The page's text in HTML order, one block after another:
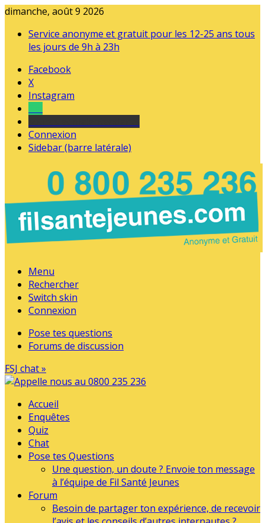
dimanche, août 9 2026
Service anonyme et gratuit pour les 12-25 ans tous
les jours de 9h à 23h
Facebook
X
Instagram
Connexion
Sidebar (barre latérale)
Menu
Rechercher
Switch skin
Connexion
Pose tes questions
Forums de discussion
FSJ chat »
Accueil
Enquêtes
Quiz
Chat
Pose tes Questions
Une question, un doute ? Envoie ton message
à l’équipe de Fil Santé Jeunes
Forum
Besoin de partager ton expérience, de recevoir